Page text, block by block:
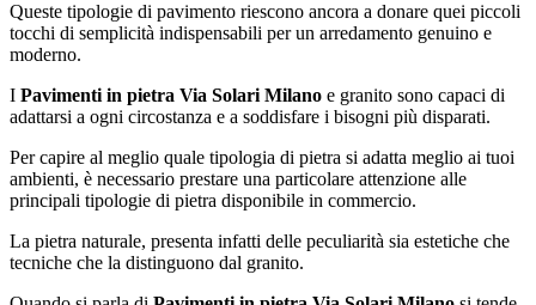
Queste tipologie di pavimento riescono ancora a donare quei piccoli
tocchi di semplicità indispensabili per un arredamento genuino e
moderno.
I Pavimenti in pietra Via Solari Milano e granito sono capaci di
adattarsi a ogni circostanza e a soddisfare i bisogni più disparati.
Per capire al meglio quale tipologia di pietra si adatta meglio ai tuoi
ambienti, è necessario prestare una particolare attenzione alle
principali tipologie di pietra disponibile in commercio.
La pietra naturale, presenta infatti delle peculiarità sia estetiche che
tecniche che la distinguono dal granito.